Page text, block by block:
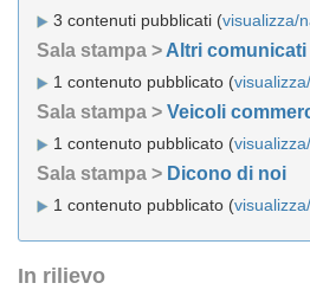
3 contenuti pubblicati (visualizza/
Sala stampa > Altri comunicati
1 contenuto pubblicato (
Sala stampa > Veicoli
1 contenuto pubblicato (
Sala stampa > Dicono di noi
1 contenuto pubblicato (
In rilievo